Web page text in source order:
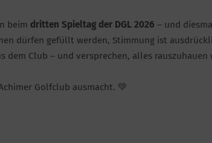
beim dritten Spieltag der DGL 2026 – und
dürfen gefüllt werden, Stimmung ist
dem Club – und versprechen, alles rauszuhauen
Golfclub ausmacht. 💚